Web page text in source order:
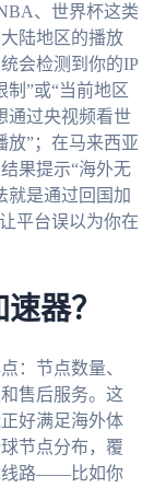
、世界杯这类
陆地区的播放
会检测到你的IP
”或“当前地区
通过央视频看世
放”；在马来西亚
果提示“海外无
就是通过回国加
平台误以为你在
器？
：节点数量、
售后服务。这
好满足海外体
节点分布，覆
线路——比如你